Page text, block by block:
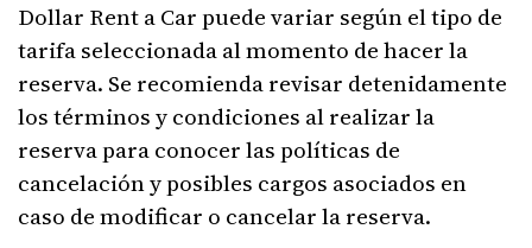
Dollar Rent a Car puede variar según el tipo de
tarifa seleccionada al momento de hacer la
reserva. Se recomienda revisar detenidamente
los términos y condiciones al realizar la
reserva para conocer las políticas de
cancelación y posibles cargos asociados en
caso de modificar o cancelar la reserva.